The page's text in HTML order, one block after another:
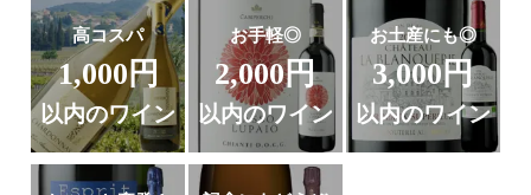
高コスパ
1,000円
以内のワイン
お手軽◎
2,000円
以内のワイン
お土産にも◎
3,000円
以内のワイン